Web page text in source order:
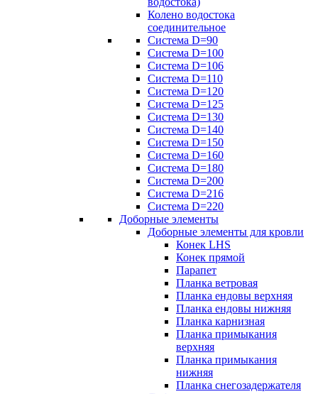
Колено водостока
соединительное
Система D=90
Система D=100
Система D=106
Система D=110
Система D=120
Система D=125
Система D=130
Система D=140
Система D=150
Система D=160
Система D=180
Система D=200
Система D=216
Система D=220
Доборные элементы
Доборные элементы для кровли
Конек LHS
Конек прямой
Парапет
Планка ветровая
Планка ендовы верхняя
Планка ендовы нижняя
Планка карнизная
Планка примыкания
верхняя
Планка примыкания
нижняя
Планка снегозадержателя